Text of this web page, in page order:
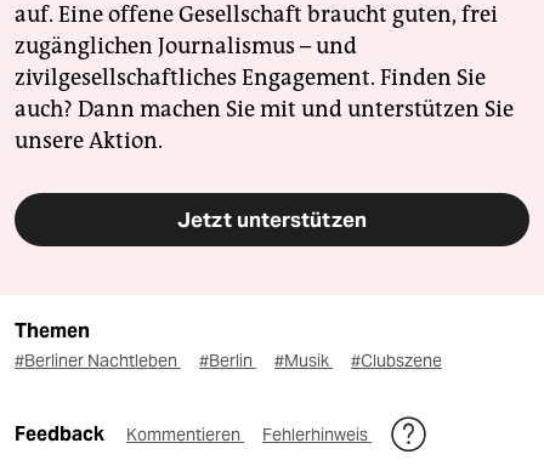
auf. Eine offene Gesellschaft braucht guten, frei
zugänglichen Journalismus – und
zivilgesellschaftliches Engagement. Finden Sie
auch? Dann machen Sie mit und unterstützen Sie
unsere Aktion.
Jetzt unterstützen
Themen
#Berliner Nachtleben #Berlin #Musik #Clubszene
Feedback Kommentieren Fehlerhinweis